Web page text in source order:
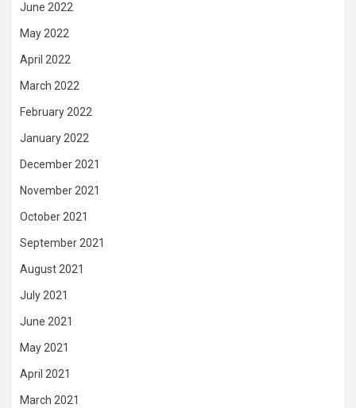
June 2022
May 2022
April 2022
March 2022
February 2022
January 2022
December 2021
November 2021
October 2021
September 2021
August 2021
July 2021
June 2021
May 2021
April 2021
March 2021